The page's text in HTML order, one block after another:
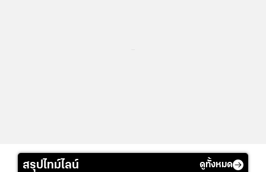
สรุปไทม์ไลน์ ดูทั้งหมด